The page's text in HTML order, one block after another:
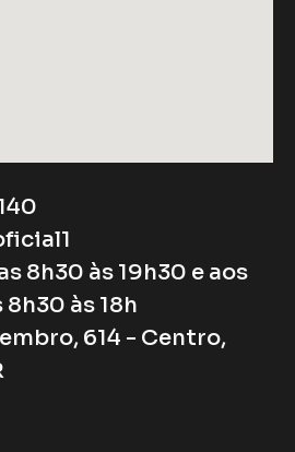
8h30 às 19h30 e aos
às 18h
614 - Centro,